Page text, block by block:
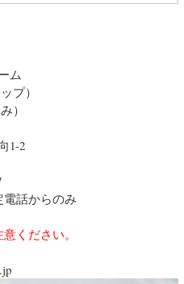
ム
プ）
）
1-2
電話からのみ
ください。